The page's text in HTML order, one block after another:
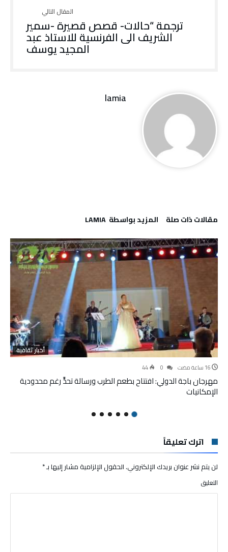
ترجمة “حالات- قصص قصيرة -سمير
الشريف الى الفرنسية للاستاذ عبد
المجيد يوسف
lamia
‫مقالات ذات صلة‬ ‫‫المزيد بواسطة‬ ‬ LAMIA
أخبار ثقافية
44
مهرجان باجة الدولي: افتتاح بطعم الطرب ورسالة تحدٍّ رغم محدودية
الإمكانيات
اترك تعليقاً
لن يتم نشر عنوان بريدك الإلكتروني.الحقول الإلزامية مشار إليها بـ*
التعليق